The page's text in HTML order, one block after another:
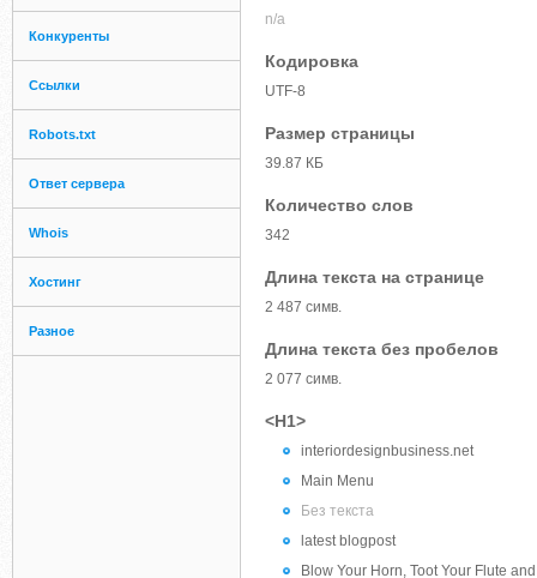
Конкуренты
Ссылки
Robots.txt
Ответ сервера
Whois
Хостинг
Разное
n/a
Кодировка
UTF-8
Размер страницы
39.87 КБ
Количество слов
342
Длина текста на странице
2 487 симв.
Длина текста без пробелов
2 077 симв.
<H1>
interiordesignbusiness.net
Main Menu
Без текста
latest blogpost
Blow Your Horn, Toot Your Flute